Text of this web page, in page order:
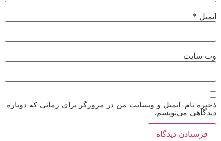
ایمیل *
وب‌ سایت
ذخیره نام، ایمیل و وبسایت من در مرورگر برای زمانی که دوباره
دیدگاهی می‌نویسم.